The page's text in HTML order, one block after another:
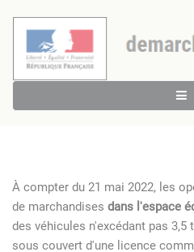
À compter du 21 mai 2022, les
de marchandises dans l'espace
des véhicules n'excédant pas
sous couvert d'une licence